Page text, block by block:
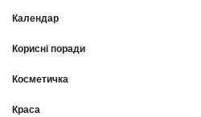
Календар
Корисні поради
Косметичка
Краса